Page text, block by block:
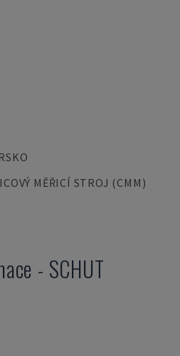
MĚŘICÍ STROJ (CMM)
- SCHUT